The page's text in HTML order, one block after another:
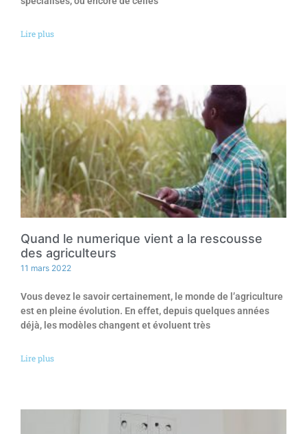
Lire plus
Quand le numerique vient a la rescousse
des agriculteurs
11 mars 2022
Vous devez le savoir certainement, le monde de l’agriculture
est en pleine évolution. En effet, depuis quelques années
déjà, les modèles changent et évoluent très
Lire plus